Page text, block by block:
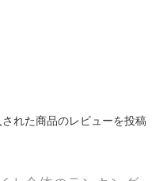
れた商品のレビューを投稿